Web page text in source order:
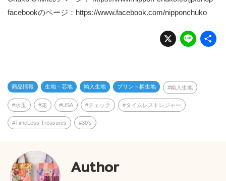
facebookのページ： https://www.facebook.com/nipponchuko
X Li
n
商品情報 生地・芯地 輸入生地 プリント柄生地 輸入生地
水玉 花 USA チェック タイムレストレジャー
TimeLess Treasures 30's
Author